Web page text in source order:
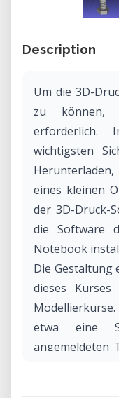
Description
Um die 3D-
zu können,
wichtigsten
eines kleinen
der 3D-Druck-
die Software
Notebook
Die Gestaltung
dieses
etwa eine
angemeldeten